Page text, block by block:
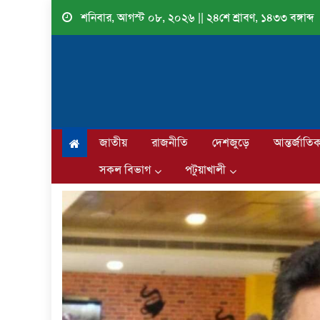
Skip
শনিবার, আগস্ট ০৮, ২০২৬ || ২৪শে শ্রাবণ, ১৪৩৩ বঙ্গাব্দ
জাতীয় রাজনীতি দেশজুড়ে
সকল বিভাগ
পটুয়াখালী